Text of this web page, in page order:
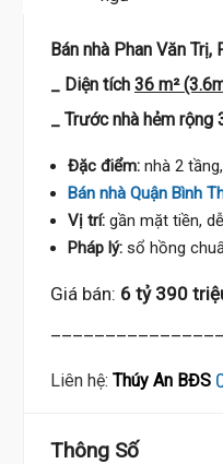
Bán nhà Phan Văn
_ Diện tích 36 m²
_ Trước nhà hẻm rộng
Đặc điểm: nhà 2
Bán nhà Quận Bình
Vị trí: gần mặt tiền,
Pháp lý: sổ hồng
Giá bán: 6 tỷ 390
Liên hệ: Thúy An BĐS
Thông Số